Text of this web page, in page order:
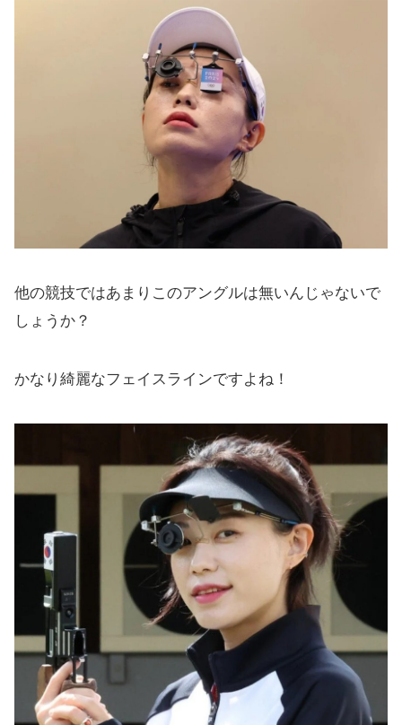
他の競技ではあまりこのアングルは無いんじゃないで
しょうか？
かなり綺麗なフェイスラインですよね！